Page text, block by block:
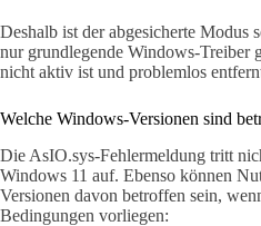
Deshalb ist der abgesicherte Modus
nur grundlegende Windows-Treiber
nicht aktiv ist und problemlos
Welche Windows-Versionen sind
Die AsIO.sys-Fehlermeldung tritt
Windows 11 auf. Ebenso können
Versionen davon betroffen sein,
Bedingungen vorliegen: